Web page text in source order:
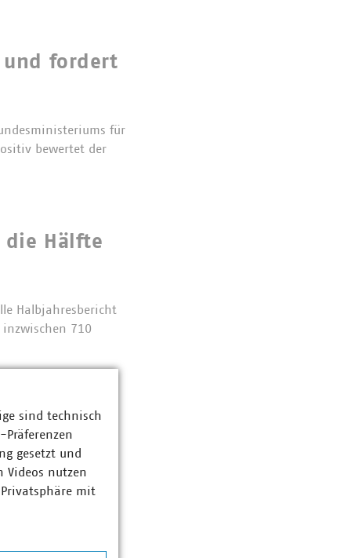
und fordert
für
bewertet der
die Hälfte
Halbjahresbericht
710
(EEG 2027) und
Fortschritte bei
sind technisch
gesetzt und
Videos nutzen
mit